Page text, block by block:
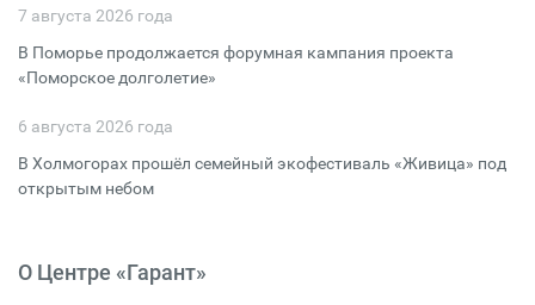
7 августа 2026 года
В Поморье продолжается форумная кампания проекта
«Поморское долголетие»
6 августа 2026 года
В Холмогорах прошёл семейный экофестиваль «Живица» под
открытым небом
О Центре «Гарант»